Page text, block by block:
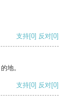
支持[0] 反对[0]
地。
支持[0] 反对[0]